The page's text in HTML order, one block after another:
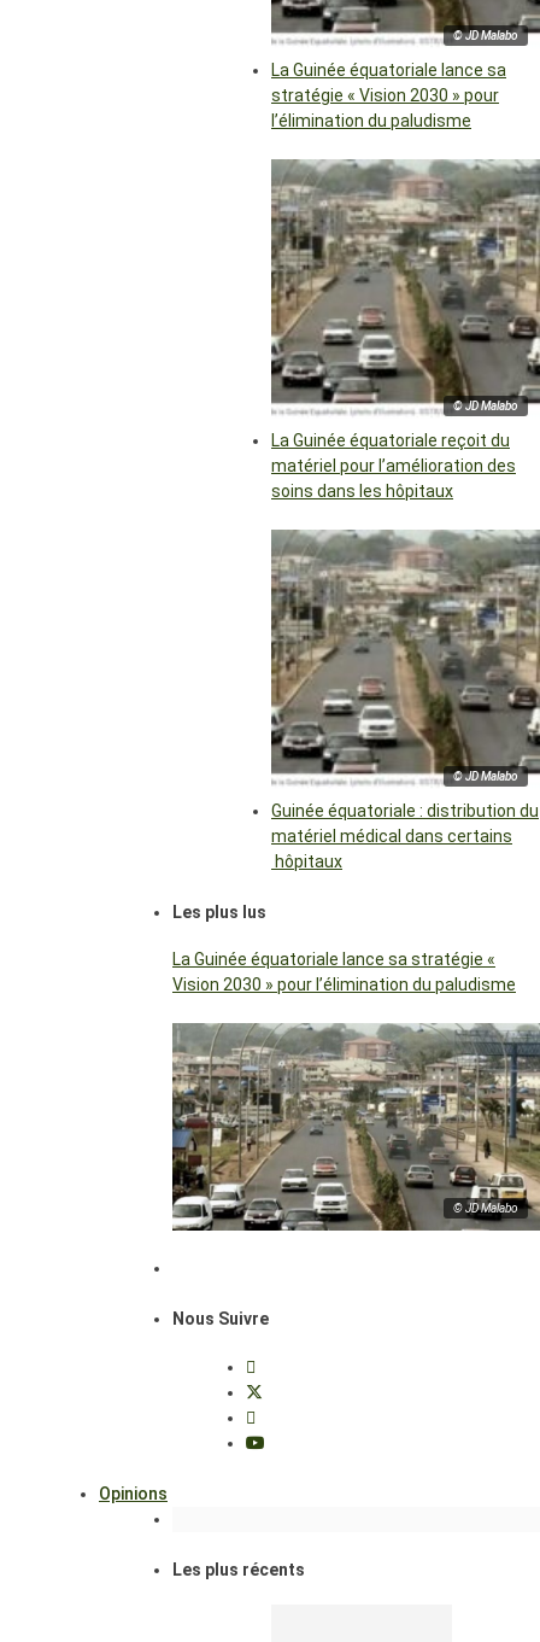
© JD Malabo
La Guinée équatoriale lance sa
stratégie « Vision 2030 » pour
l’élimination du paludisme
© JD Malabo
La Guinée équatoriale reçoit du
matériel pour l’amélioration des
soins dans les hôpitaux
© JD Malabo
Guinée équatoriale : distribution du
matériel médical dans certains
hôpitaux
Les plus lus
La Guinée équatoriale lance sa stratégie «
Vision 2030 » pour l’élimination du paludisme
© JD Malabo
Nous Suivre
Opinions
Les plus récents